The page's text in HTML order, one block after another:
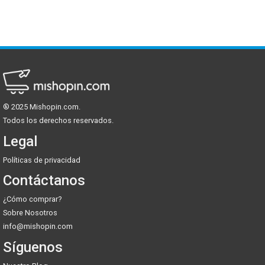
Mishopin.com
® 2025 Mishopin.com.
Todos los derechos reservados.
Legal
Políticas de privacidad
Contáctanos
¿Cómo comprar?
Sobre Nosotros
info@mishopin.com
Síguenos